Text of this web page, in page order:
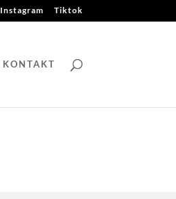
Instagram Tiktok
KONTAKT